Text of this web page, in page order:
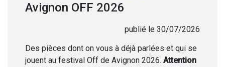
Avignon OFF 2026
publié le 30/07/2026
Des pièces dont on vous à déjà parlées et qui se
jouent au festival Off de Avignon 2026. Attention